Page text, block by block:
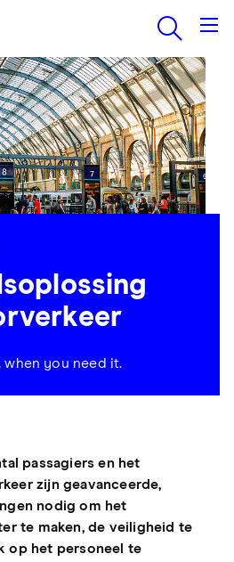
when you need it.
passagiers en het
zijn geavanceerde,
nodig om het
te maken, de veiligheid te
op het personeel te